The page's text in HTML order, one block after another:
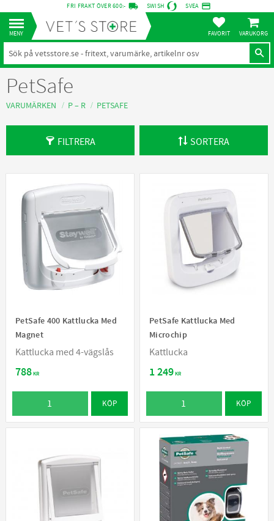
Meny
FRI FRAKT ÖVER 600:- local_shipping SWISH SVEA credit_card
FAVORITER
PetSafe
VARUMÄRKEN P – R PETSAFE
FILTRERA SORTERA
PetSafe 400 Kattlucka Med
Magnet
Kattlucka med 4-vägslås
788KR
KÖP
PetSafe Kattlucka Med
Microchip
Kattlucka
1 249KR
KÖP